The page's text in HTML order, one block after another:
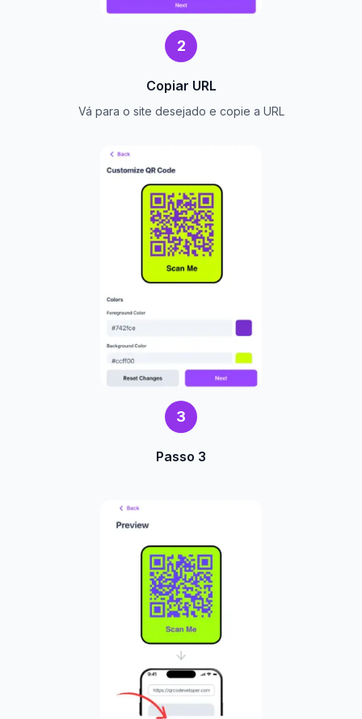
2
Copiar URL
Vá para o site desejado e copie a URL
3
Passo 3